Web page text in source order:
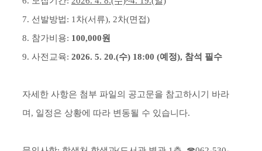
7. 선발방법: 1차(서류), 2차(면접)
8. 참가비용: 100,000원
9. 사전교육: 2026. 5. 20.(수) 18:00 (예정), 참석 필수
자세한 사항은 첨부 파일의 공고문을 참고하시기 바라
며, 일정은 상황에 따라 변동될 수 있습니다.